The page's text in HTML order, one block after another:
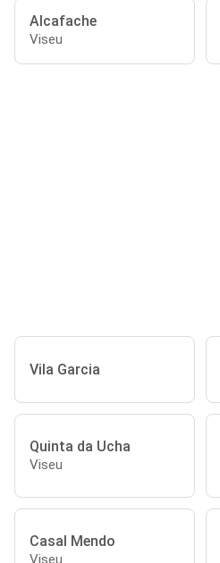
Alcafache
Viseu
Vila Garcia
Quinta da Ucha
Viseu
Casal Mendo
Viseu